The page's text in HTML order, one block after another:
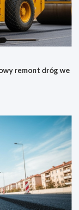
remont dróg we